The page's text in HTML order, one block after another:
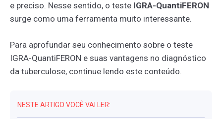
e preciso. Nesse sentido, o teste IGRA-QuantiFERON
surge como uma ferramenta muito interessante.
Para aprofundar seu conhecimento sobre o teste
IGRA-QuantiFERON e suas vantagens no diagnóstico
da tuberculose, continue lendo este conteúdo.
NESTE ARTIGO VOCÊ VAI LER: